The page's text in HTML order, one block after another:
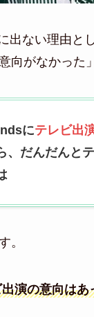
出ない理由と
向がなかった
にテレビ出
、だんだんと
。
演の意向はあ